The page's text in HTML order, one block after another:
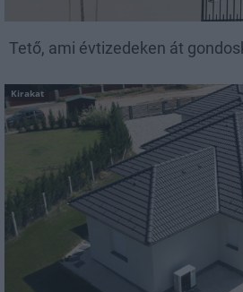
Tető, ami évtizedeken át
Kirakat